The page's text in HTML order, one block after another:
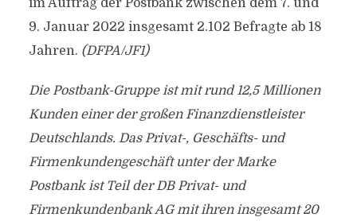
im Auftrag der Postbank zwischen dem 7. und
9. Januar 2022 insgesamt 2.102 Befragte ab 18
Jahren. (DFPA/JF1)
Die Postbank-Gruppe ist mit rund 12,5 Millionen
Kunden einer der großen Finanzdienstleister
Deutschlands. Das Privat-, Geschäfts- und
Firmenkundengeschäft unter der Marke
Postbank ist Teil der DB Privat- und
Firmenkundenbank AG mit ihren insgesamt 20